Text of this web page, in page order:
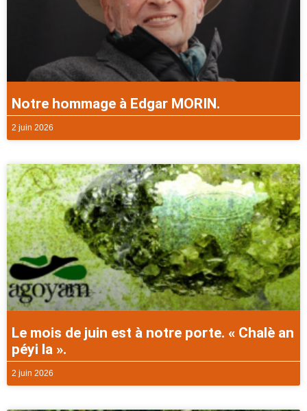
Notre hommage à Edgar MORIN.
2 juin 2026
Le mois de juin est à notre porte. « Chalè an
péyi la ».
2 juin 2026